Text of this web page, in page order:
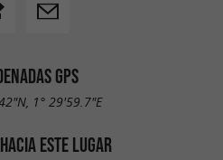
GPS
1° 29'59.7"E
ESTE LUGAR